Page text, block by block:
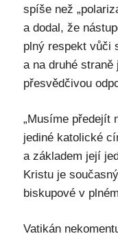
spíše než
a dodal, že
plný respekt vůči
a na druhé
přesvědčivou
„Musíme předejít
jediné katolické
a základem její
Kristu je
biskupové v
Vatikán